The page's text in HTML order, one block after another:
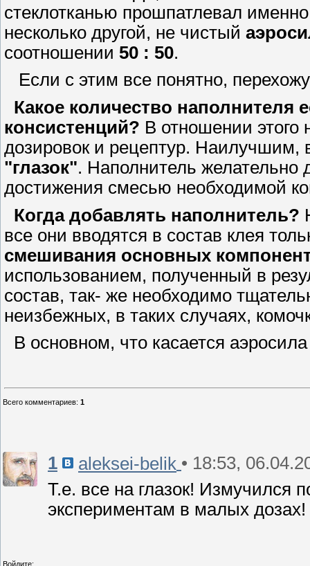
стеклотканью прошпатлевал
несколько другой, не чистый
соотношении 50 : 50.
Если с этим все понятно,
Какое количество
консистенций? В отношении этого
дозировок и рецептур. Наилучшим,
"глазок". Наполнитель
достижения смесью необходимой
Когда добавлять наполнитель?
все они вводятся в состав клея
смешивания основных
использованием, полученный в
состав, так- же необходимо
неизбежных, в таких случаях,
В основном, что касается
Всего комментариев: 1
1 aleksei-belik • 18:53,
Т.е. все на глазок! Измучился
экспериментам в малых дозах!
Войдите: